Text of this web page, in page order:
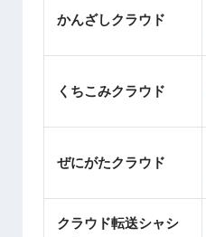
かんざしクラウド
くちこみクラウド
ぜにがたクラウド
クラウド転送シャシ